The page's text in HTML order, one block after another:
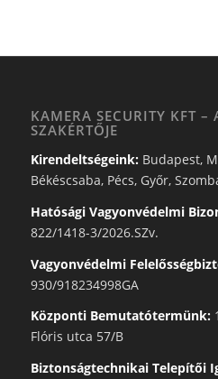
KAMERA SECURITY KFT –
SZAKÉRTŐJE
Kirendeltségeink:Budapest,
Békéscsaba, Pécs, Győr,
Hatósági Vagyonvédelmi
822/1418-3/2026.SZv.
Vagyonvédelmi
930/918234998GA
Központi Bemutatótermünk:
Flóris utca 57/B
Biztonságtechnikai Telepítői